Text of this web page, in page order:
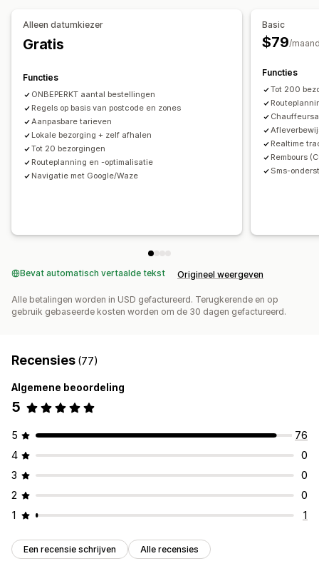
Voorbereidingstijden
Tijdvakken
Tracking in realtime
Koerier volgen
Bewijs van bezorging
Webpushmeldingen
Trackingpagina's Routeoptimalisatie
Vervoerdersselectie
Synchronisatie van bestellingen
Tracking in realtime
Trackingpagina met eigen merk
Updates van bestellingen
Analytics voor verzendingen
Alleen datumkiezer
Gratis
Functies
ONBEPERKT aantal bestellingen
Regels op basis van postcode en zones
Aanpasbare tarieven
Lokale bezorging + zelf afhalen
Tot 20 bezorgingen
Routeplanning en -optimalisatie
Navigatie met Google/Waze
Basic
$79/
Functies
Tot 200
Realtime
Rembours
Sms-
Bevat automatisch vertaalde tekst Origineel weergeven
Alle betalingen worden in USD gefactureerd. Terugkerende en op
gebruik gebaseerde kosten worden om de 30 dagen gefactureerd.
Recensies (77)
Algemene beoordeling
5
5
76
4
0
3
0
2
0
1
1
Een recensie schrijven Alle recensies